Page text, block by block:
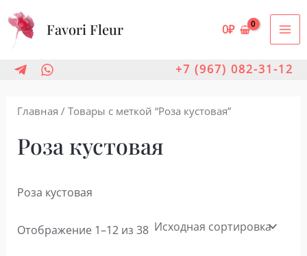
Перейти
содержимому
Favori Fleur 0₽
+7 (967) 082-31-12
Главная / Товары с меткой “Роза кустовая”
Роза кустовая
Роза кустовая
Отображение 1–12 из 38